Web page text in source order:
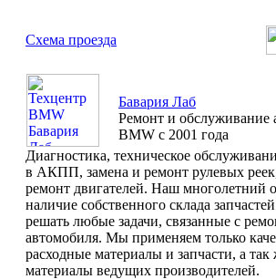
Схема проезда
Бавария Лаб
Ремонт и обслуживание
BMW с 2001 года
Диагностика, техническое
в АКПП, замена и ремонт рулевых
ремонт двигателей. Наш многолетний
наличие собственного склада
решать любые задачи, связанные с
автомобиля. Мы применяем только
расходные материалы и запчасти, а
материалы ведущих производителей.